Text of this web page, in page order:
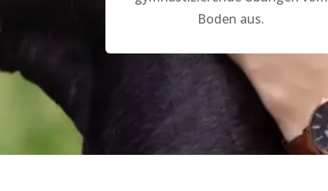
Boden aus.